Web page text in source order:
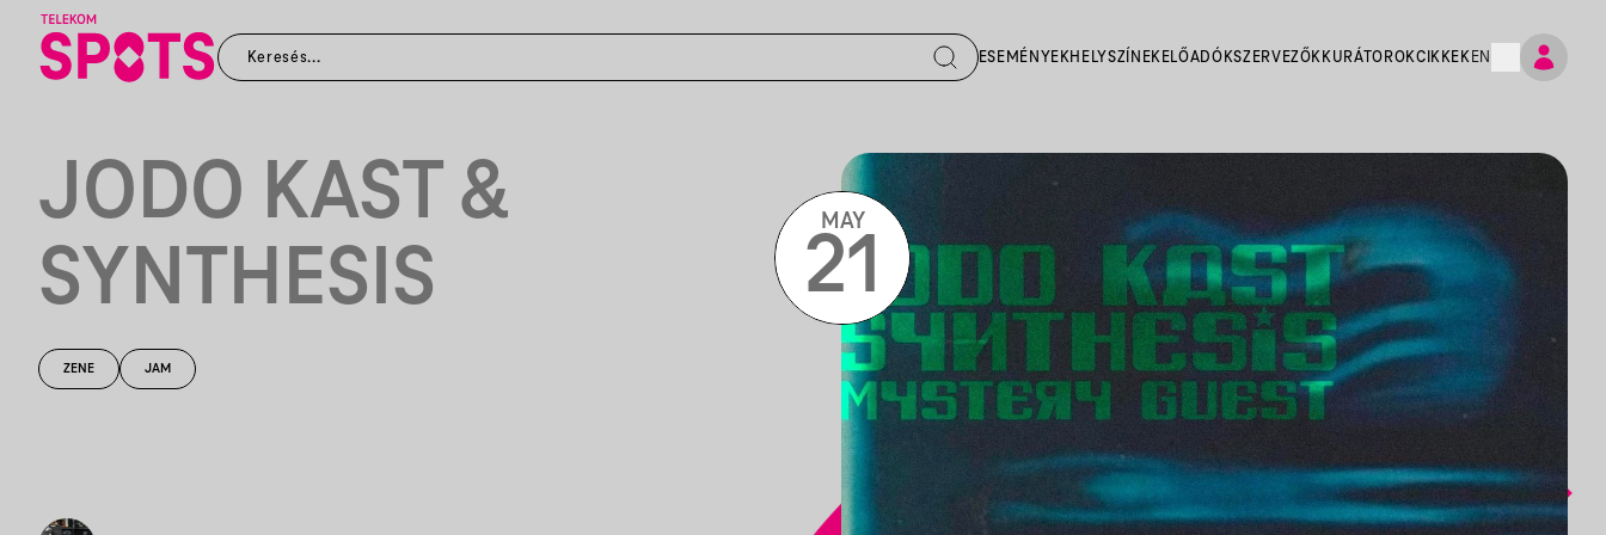
ESEMÉNYEKHELYSZÍNEK ELŐADÓKSZERVEZŐK KURÁTOROKCIKKEK EN
JODO KAST &
SYNTHESIS
ZENE JAM
MAY
21